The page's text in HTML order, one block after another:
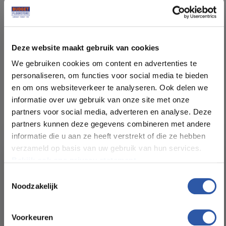
Deze website maakt gebruik van cookies
We gebruiken cookies om content en advertenties te
personaliseren, om functies voor social media te bieden
en om ons websiteverkeer te analyseren. Ook delen we
informatie over uw gebruik van onze site met onze
partners voor social media, adverteren en analyse. Deze
partners kunnen deze gegevens combineren met andere
informatie die u aan ze heeft verstrekt of die ze hebben
verzameld op basis van uw gebruik van hun services.
Noodzakelijk
Voorkeuren
Specificaties Beschrijving
Samenstelling: Houtvezels
Geluidsreductie: 19 dB ( delta Lw)
Warmte weerstand
(m² K/W):
0,100 m² k/W
≥ 90 kPa